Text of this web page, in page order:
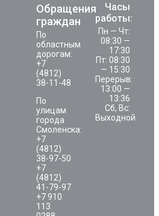
Обращения
граждан
По
областным
дорогам:
+7
(4812)
38-11-48
По
улицам
города
Смоленска:
+7
(4812)
38-97-50
+7
(4812)
41-79-97
+7 910
113
Часы
работы:
Пн — Чт:
08:30 —
17:30
Пт: 08:30
— 15:30
Перерыв:
13:00 —
13:36
Сб, Вс:
Выходной